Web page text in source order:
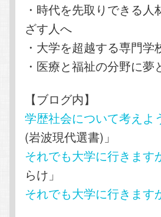
・時代を先取りできる
ざす人へ
・大学を超越する専門学
・医療と福祉の分野に
【ブログ内】
学歴社会について考えよ
(岩波現代選書)」
それでも大学に行きます
らけ」
それでも大学に行きます